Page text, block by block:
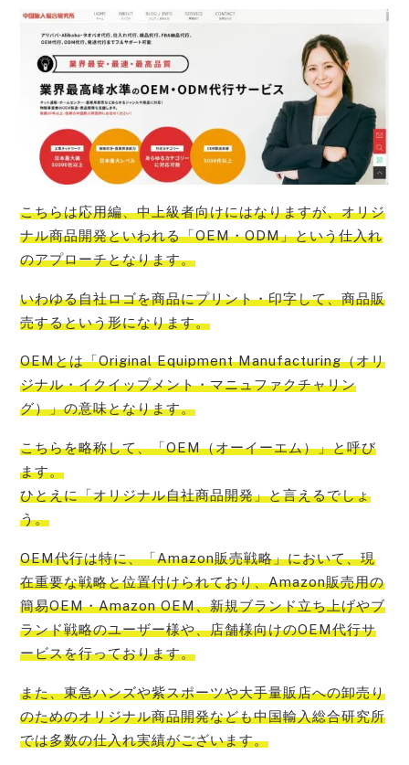
こちらは応用編、中上級者向けにはなりますが、オリジ
ナル商品開発といわれる「OEM・ODM」という仕入れ
のアプローチとなります。
いわゆる自社ロゴを商品にプリント・印字して、商品販
売するという形になります。
OEMとは「Original Equipment Manufacturing（オリ
ジナル・イクイップメント・マニュファクチャリン
グ）」の意味となります。
こちらを略称して、「OEM（オーイーエム）」と呼び
ます。
ひとえに「オリジナル自社商品開発」と言えるでしょ
う。
OEM代行は特に、「Amazon販売戦略」において、現
在重要な戦略と位置付けられており、Amazon販売用の
簡易OEM・Amazon OEM、新規ブランド立ち上げやブ
ランド戦略のユーザー様や、店舗様向けのOEM代行サ
ービスを行っております。
また、東急ハンズや紫スポーツや大手量販店への卸売り
のためのオリジナル商品開発なども中国輸入総合研究所
では多数の仕入れ実績がございます。